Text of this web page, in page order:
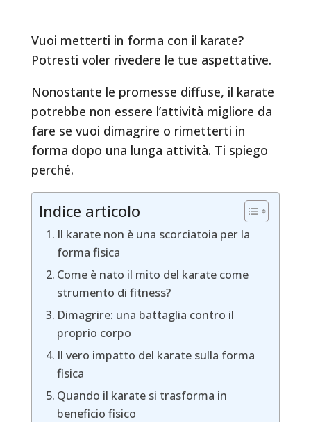
Vuoi metterti in forma con il karate?
Potresti voler rivedere le tue aspettative.
Nonostante le promesse diffuse, il karate
potrebbe non essere l’attività migliore da
fare se vuoi dimagrire o rimetterti in
forma dopo una lunga attività. Ti spiego
perché.
Indice articolo
Il karate non è una scorciatoia per la
forma fisica
Come è nato il mito del karate come
strumento di fitness?
Dimagrire: una battaglia contro il
proprio corpo
Il vero impatto del karate sulla forma
fisica
Quando il karate si trasforma in
beneficio fisico